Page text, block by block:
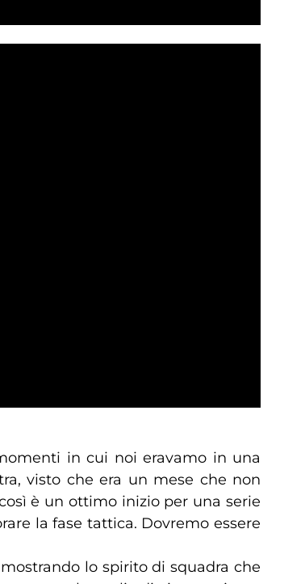
in cui noi eravamo in una
visto che era un mese che non
è un ottimo inizio per una serie
la fase tattica. Dovremo essere
lo spirito di squadra che